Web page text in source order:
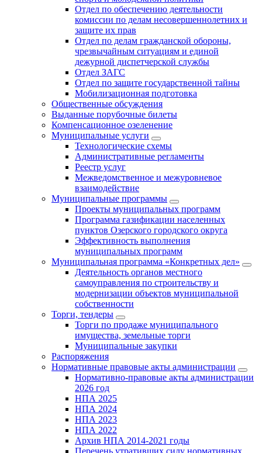
Отдел по обеспечению деятельности
комиссии по делам несовершеннолетних и
защите их прав
Отдел по делам гражданской обороны,
чрезвычайным ситуациям и единой
дежурной диспетчерской службы
Отдел ЗАГС
Отдел по защите государственной тайны
Мобилизационная подготовка
Общественные обсуждения
Выданные порубочные билеты
Компенсационное озеленение
Муниципальные услуги
Технологические схемы
Административные регламенты
Реестр услуг
Межведомственное и межуровневое
взаимодействие
Муниципальные программы
Проекты муниципальных программ
Программа газификации населенных
пунктов Озерского городского округа
Эффективность выполнения
муниципальных программ
Муниципальная программа «Конкретных дел»
Деятельность органов местного
самоуправления по строительству и
модернизации объектов муниципальной
собственности
Торги, тендеры
Торги по продаже муниципального
имущества, земельные торги
Муниципальные закупки
Распоряжения
Нормативные правовые акты администрации
Нормативно-правовые акты администрации
2026 год
НПА 2025
НПА 2024
НПА 2023
НПА 2022
Архив НПА 2014-2021 годы